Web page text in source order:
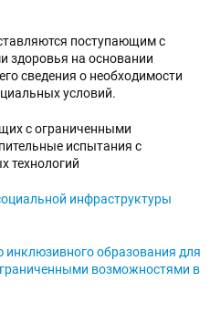
поступающим с
здоровья на основании
сведения о необходимости
условий.
с ограниченными
испытания с
технологий
инфраструктуры
образования для
возможностями в